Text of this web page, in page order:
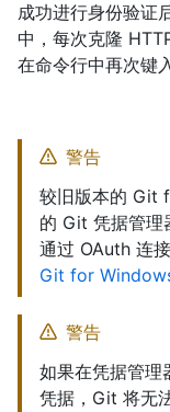
成功进行身份验证
中，每次克隆
在命令行中再次键
警告
较旧版本的 Git
的 Git 凭据管理
通过 OAuth 连
Git for
警告
如果在凭据管理
凭据，Git 将无